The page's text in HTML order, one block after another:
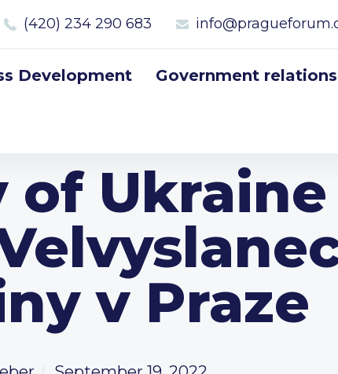
(420) 234 290 683
Development Government relations
of
v Praze